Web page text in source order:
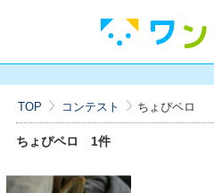
TOP コンテスト ちょぴペロ
ちょぴペロ 1件